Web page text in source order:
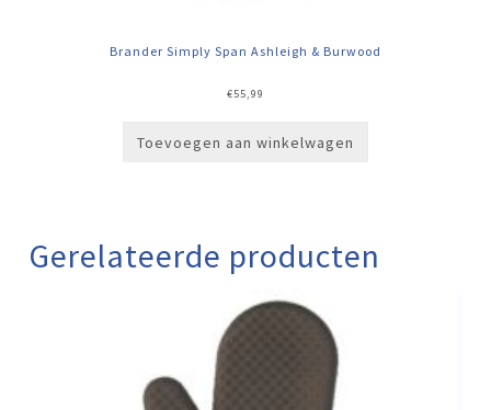
Brander Simply Span Ashleigh & Burwood
€55,99
Toevoegen aan winkelwagen
Gerelateerde producten